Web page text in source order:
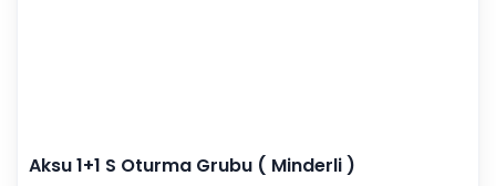
Aksu 1+1 S Oturma Grubu ( Minderli )